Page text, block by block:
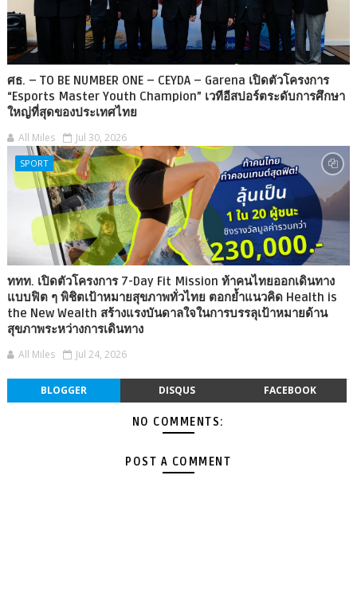
ศธ. – TO BE NUMBER ONE – CEYDA – Garena เปิดตัวโครงการ
“Esports Master Youth Champion” เวทีอีสปอร์ตระดับการศึกษา
ใหญ่ที่สุดของประเทศไทย
All Miles Jul 30, 2026
SPORT
ททท. เปิดตัวโครงการ 7-Day Fit Mission ท้าคนไทยออกเดินทาง
แบบฟิต ๆ พิชิตเป้าหมายสุขภาพทั่วไทย ตอกย้ำแนวคิด Health is
the New Wealth สร้างแรงบันดาลใจในการบรรลุเป้าหมายด้าน
สุขภาพระหว่างการเดินทาง
All Miles Jul 24, 2026
BLOGGER DISQUS FACEBOOK
NO COMMENTS:
POST A COMMENT